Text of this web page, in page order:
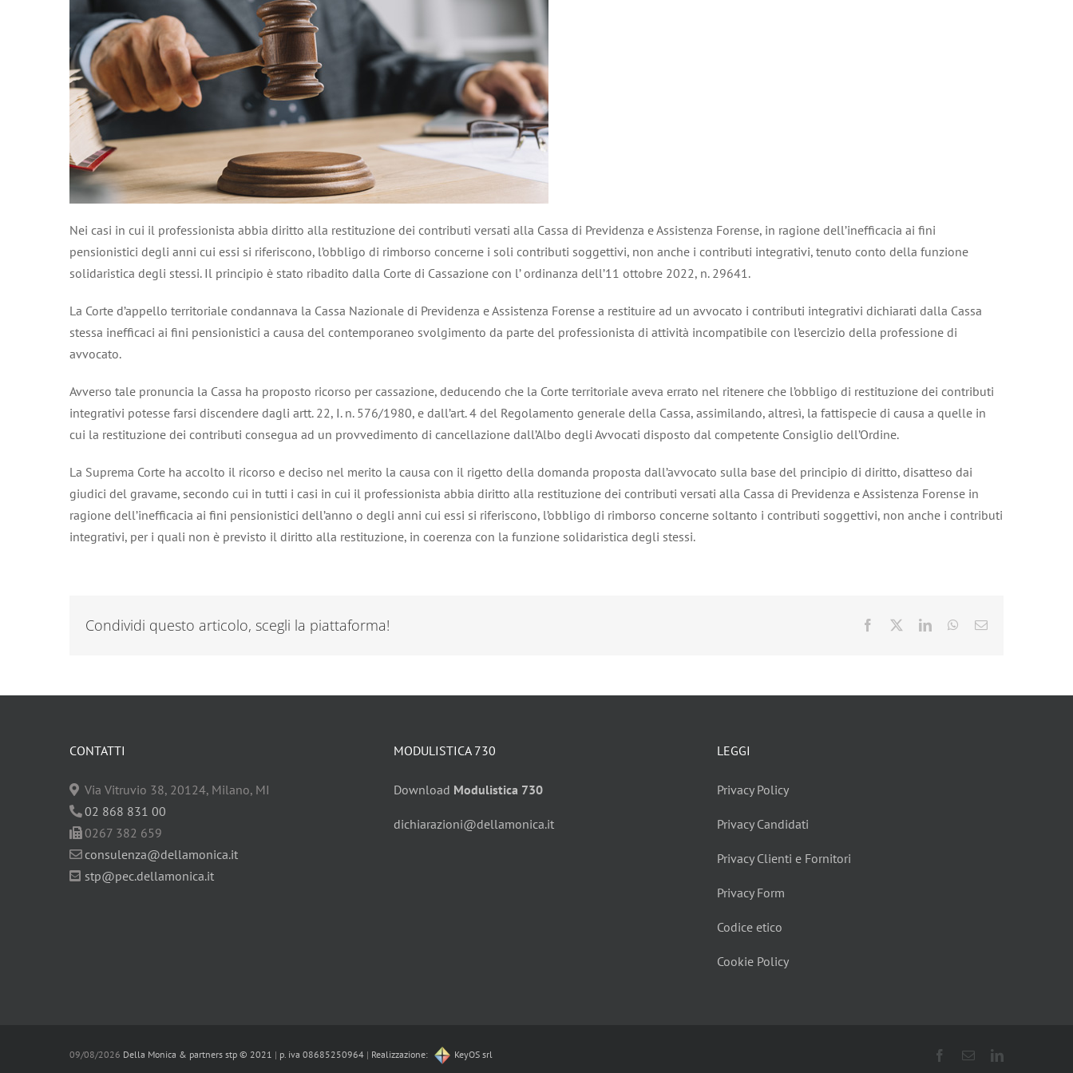
Nei casi in cui il professionista abbia diritto alla restituzione dei contributi versati alla Cassa di Previdenza e Assistenza Forense, in ragione dell’inefficacia ai fini
pensionistici degli anni cui essi si riferiscono, l’obbligo di rimborso concerne i soli contributi soggettivi, non anche i contributi integrativi, tenuto conto della funzione
solidaristica degli stessi. Il principio è stato ribadito dalla Corte di Cassazione con l’ ordinanza dell’11 ottobre 2022, n. 29641.
La Corte d’appello territoriale condannava la Cassa Nazionale di Previdenza e Assistenza Forense a restituire ad un avvocato i contributi integrativi dichiarati dalla Cassa
stessa inefficaci ai fini pensionistici a causa del contemporaneo svolgimento da parte del professionista di attività incompatibile con l’esercizio della professione di
avvocato.
Avverso tale pronuncia la Cassa ha proposto ricorso per cassazione, deducendo che la Corte territoriale aveva errato nel ritenere che l’obbligo di restituzione dei contributi
integrativi potesse farsi discendere dagli artt. 22, I. n. 576/1980, e dall’art. 4 del Regolamento generale della Cassa, assimilando, altresì, la fattispecie di causa a quelle in
cui la restituzione dei contributi consegua ad un provvedimento di cancellazione dall’Albo degli Avvocati disposto dal competente Consiglio dell’Ordine.
La Suprema Corte ha accolto il ricorso e deciso nel merito la causa con il rigetto della domanda proposta dall’avvocato sulla base del principio di diritto, disatteso dai
giudici del gravame, secondo cui in tutti i casi in cui il professionista abbia diritto alla restituzione dei contributi versati alla Cassa di Previdenza e Assistenza Forense in
ragione dell’inefficacia ai fini pensionistici dell’anno o degli anni cui essi si riferiscono, l’obbligo di rimborso concerne soltanto i contributi soggettivi, non anche i contributi
integrativi, per i quali non è previsto il diritto alla restituzione, in coerenza con la funzione solidaristica degli stessi.
Condividi questo articolo, scegli la piattaforma! Facebook LinkedInWhatsApp
Email
CONTATTI
Via Vitruvio 38, 20124, Milano, MI
02 868 831 00
0267 382 659
consulenza@dellamonica.it
stp@pec.dellamonica.it
MODULISTICA 730
Download Modulistica 730
dichiarazioni@dellamonica.it
LEGGI
Privacy Policy
Privacy Candidati
Privacy Clienti e Fornitori
Privacy Form
Codice etico
Cookie Policy
09/08/2026 Della Monica & partners stp © 2021 | p. iva 08685250964| Realizzazione: KeyOS srl